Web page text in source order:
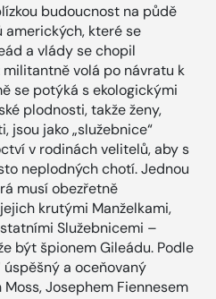
budoucnost na půdě
které se
a vlády se chopil
volá po návratu k
se potýká s ekologickými
plodnosti, takže ženy,
jsou jako „služebnice“
v rodinách velitelů, aby s
neplodných chotí. Jednou
musí obezřetně
krutými Manželkami,
Služebnicemi –
být špionem Gileádu. Podle
úspěšný a oceňovaný
Josephem Fiennesem